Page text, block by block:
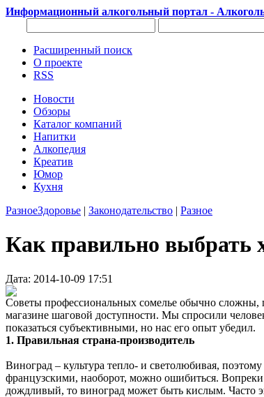
Информационный алкогольный портал -
Расширенный поиск
О проекте
RSS
Новости
Обзоры
Каталог компаний
Напитки
Алкопедия
Креатив
Юмор
Кухня
РазноеЗдоровье | Законодательство | Разное
Как правильно выбрать
Дата: 2014-10-09 17:51
Советы профессиональных сомелье обычно сложны,
магазине шаговой доступности. Мы спросили
показаться субъективными, но нас его опыт убедил.
1. Правильная страна-производитель
Виноград – культура тепло- и светолюбивая,
французскими, наоборот, можно ошибиться.
дождливый, то виноград может быть кислым. Часто